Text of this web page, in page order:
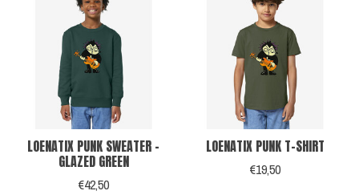
LOENATIX PUNK SWEATER -
GLAZED GREEN
€42,50
LOENATIX PUNK T-SHIRT
€19,50